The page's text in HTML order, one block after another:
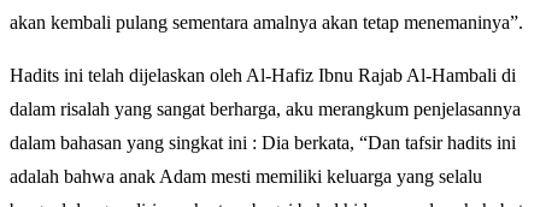
akan kembali pulang sementara amalnya akan tetap menemaninya”.
Hadits ini telah dijelaskan oleh Al-Hafiz Ibnu Rajab Al-Hambali di
dalam risalah yang sangat berharga, aku merangkum penjelasannya
dalam bahasan yang singkat ini : Dia berkata, “Dan tafsir hadits ini
adalah bahwa anak Adam mesti memiliki keluarga yang selalu